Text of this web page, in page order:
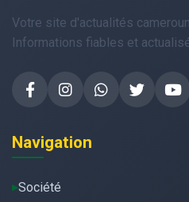
Votre site d'actualités
Informations fiables et
Navigation
Société